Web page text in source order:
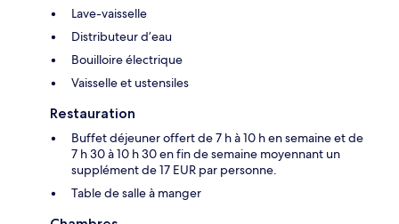
Lave-vaisselle
Distributeur d’eau
Bouilloire électrique
Vaisselle et ustensiles
Restauration
Buffet déjeuner offert de 7 h à 10 h en semaine et de
7 h 30 à 10 h 30 en fin de semaine moyennant un
supplément de 17 EUR par personne.
Table de salle à manger